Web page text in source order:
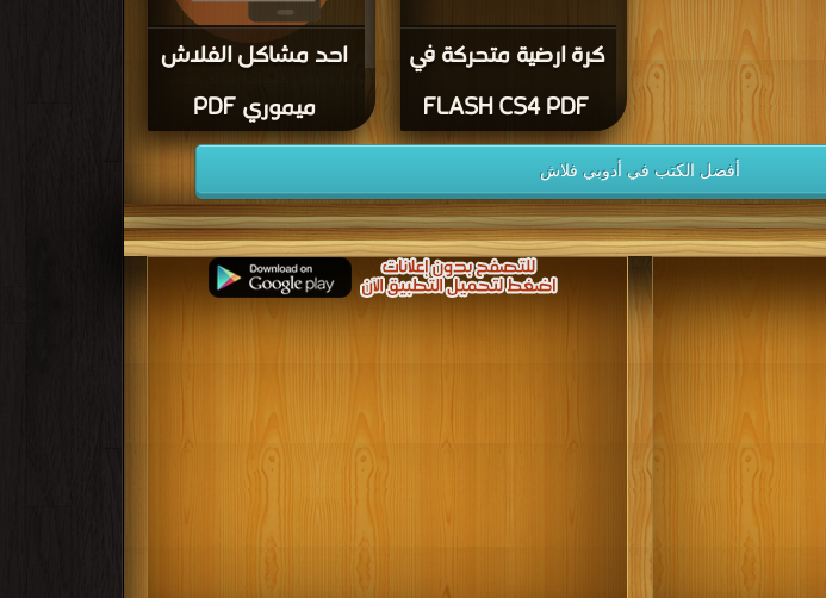
احد مشاكل الفلاش
ميموري PDF
ميموري PDF مجانا
كرة ارضية متحركة في
FLASH CS4 PDF
أفضل الكتب في أدوبي فلاش